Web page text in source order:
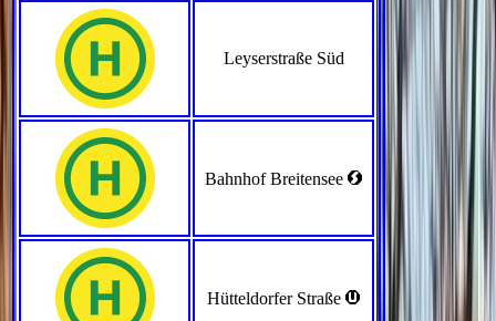
Leyserstraße Süd
Bahnhof Breitensee <
Hütteldorfer Straße >